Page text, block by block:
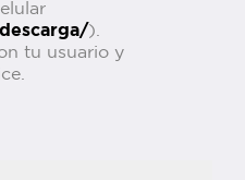
).
tu usuario y